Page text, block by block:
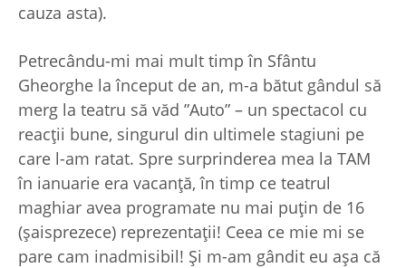
cauza asta).
Petrecându-mi mai mult timp în Sfântu
Gheorghe la început de an, m-a bătut gândul să
merg la teatru să văd ”Auto” – un spectacol cu
reacții bune, singurul din ultimele stagiuni pe
care l-am ratat. Spre surprinderea mea la TAM
în ianuarie era vacanță, în timp ce teatrul
maghiar avea programate nu mai puțin de 16
(șaisprezece) reprezentații! Ceea ce mie mi se
pare cam inadmisibil! Și m-am gândit eu așa că